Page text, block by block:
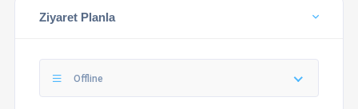
Ziyaret Planla
Offline